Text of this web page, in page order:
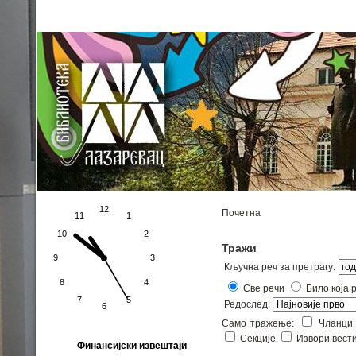
Финансијски извештаји
Почетна
Тражи
Кључна реч за претрагу:
Све речи
Било која
Редослед:
Само тражење:
Секције
Извори